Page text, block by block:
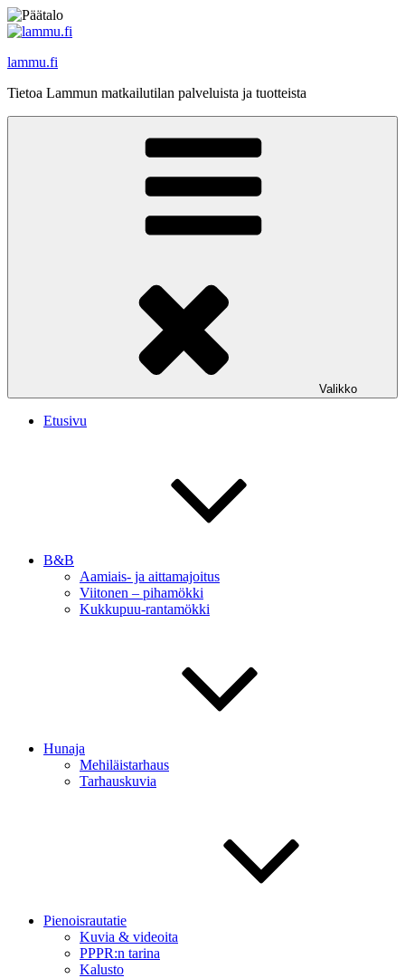
Siirry
sisältöön
lammu.fi
Tietoa Lammun matkailutilan palveluista ja tuotteista
Valikko
Etusivu
B&B
Aamiais- ja aittamajoitus
Viitonen – pihamökki
Kukkupuu-rantamökki
Hunaja
Mehiläistarhaus
Tarhauskuvia
Pienoisrautatie
Kuvia & videoita
PPPR:n tarina
Kalusto